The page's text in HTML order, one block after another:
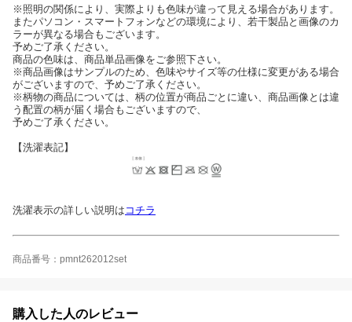
※照明の関係により、実際よりも色味が違って見える場合があります。
またパソコン・スマートフォンなどの環境により、若干製品と画像のカ
ラーが異なる場合もございます。
予めご了承ください。
商品の色味は、商品単品画像をご参照下さい。
※商品画像はサンプルのため、色味やサイズ等の仕様に変更がある場合
がございますので、予めご了承ください。
※柄物の商品については、柄の位置が商品ごとに違い、商品画像とは違
う配置の柄が届く場合もございますので、
予めご了承ください。
【洗濯表記】
洗濯表示の詳しい説明は コチラ
商品番号：pmnt262012set
購入した人のレビュー